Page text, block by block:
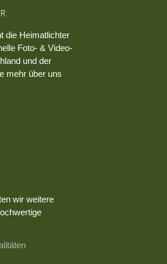
die Heimatlichter
Foto- & Video-
und der
mehr über uns
wir weitere